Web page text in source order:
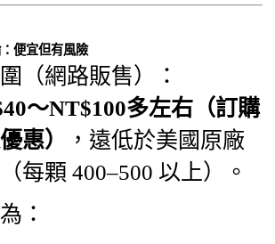
便宜但有風險
（網路販售）：
～NT$100多左右（訂購
惠）
，遠低於美國原廠
每顆 400–500 以上）。
：